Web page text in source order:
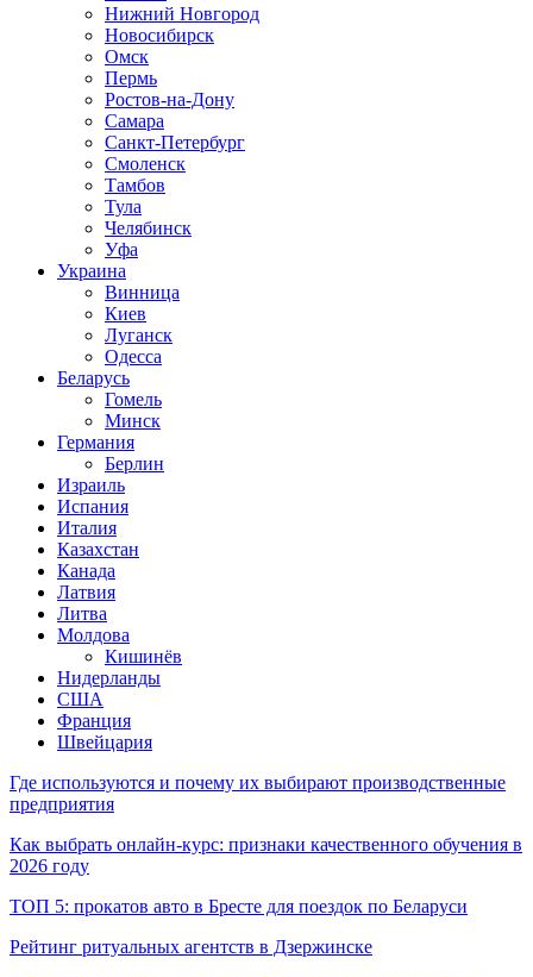
Нижний Новгород
Новосибирск
Омск
Пермь
Ростов-на-Дону
Самара
Санкт-Петербург
Смоленск
Тамбов
Тула
Челябинск
Уфа
Украина
Винница
Киев
Луганск
Одесса
Беларусь
Гомель
Минск
Германия
Берлин
Израиль
Испания
Италия
Казахстан
Канада
Латвия
Литва
Молдова
Кишинёв
Нидерланды
США
Франция
Швейцария
Где используются и почему их выбирают производственные
предприятия
Как выбрать онлайн-курс: признаки качественного обучения в
2026 году
ТОП 5: прокатов авто в Бресте для поездок по Беларуси
Рейтинг ритуальных агентств в Дзержинске